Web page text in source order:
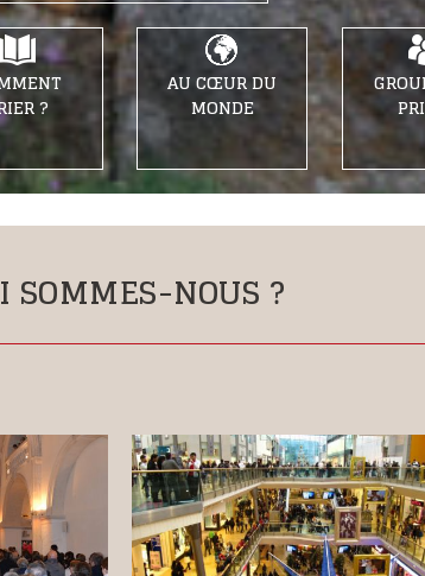
?
AU CŒUR DU
MONDE
SOMMES-NOUS ?